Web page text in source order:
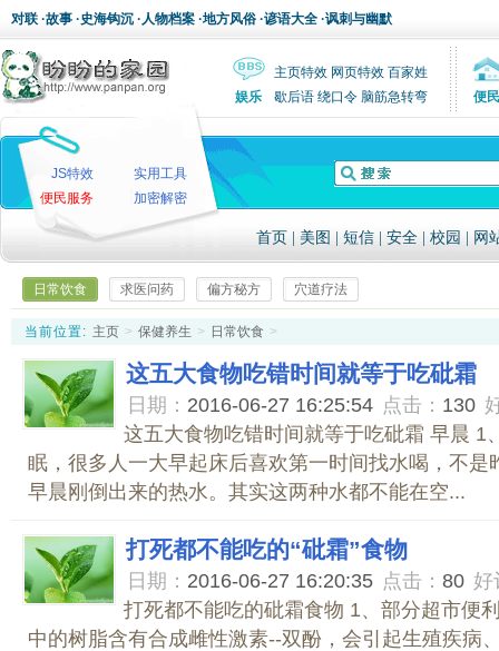
对联 ·故事 ·史海钩沉 ·人物档案 ·地方风俗 ·谚语大全 ·讽刺与幽默
主页特效 网页特效 百家姓
娱乐
歇后语 绕口令 脑筋急转弯 便民
JS特效
实用工具
便民服务
加密解密
首页 美图 短信 安全 校园 网
日常饮食 求医问药 偏方秘方 穴道疗法
当前位置: 主页 > 保健养生 > 日常饮食 >
这五大食物吃错时间就等于吃砒霜
日期： 2016-06-27 16:25:54 点击： 130
这五大食物吃错时间就等于吃砒霜 早晨 1
眠，很多人一大早起床后喜欢第一时间找水喝，不是
早晨刚倒出来的热水。其实这两种水都不能在空...
打死都不能吃的“砒霜”食物
日期： 2016-06-27 16:20:35 点击： 80 好
打死都不能吃的砒霜食物 1、部分超市便
中的树脂含有合成雌性激素--双酚，会引起生殖疾病